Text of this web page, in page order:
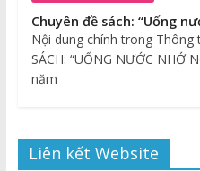
Chuyên đề sách: “Uống
Nội dung chính trong Thông
SÁCH: “UỐNG NƯỚC NHỚ
năm
Liên kết Website